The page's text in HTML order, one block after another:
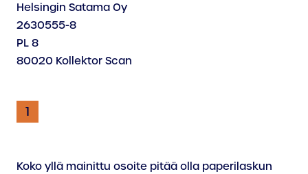
Helsingin Satama Oy
2630555-8
PL 8
80020 Kollektor Scan
Koko yllä mainittu osoite pitää olla paperilaskun